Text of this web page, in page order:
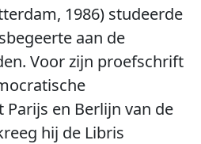
1986) studeerde
aan de
Voor zijn proefschrift
en Berlijn van de
hij de Libris